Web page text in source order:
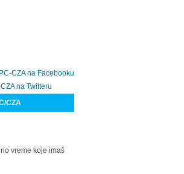
CZA na Facebooku
na Twitteru
CZA
vreme koje imaš